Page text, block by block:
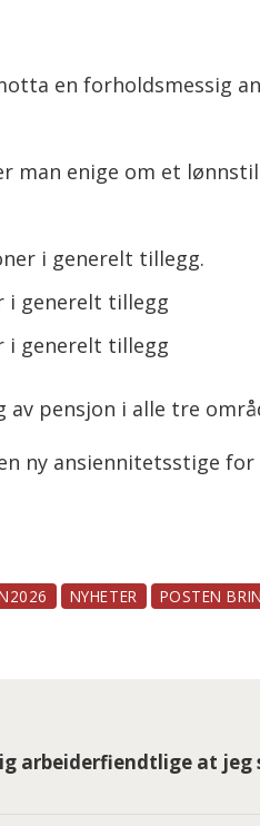
en forholdsmessig
man enige om et
i generelt tillegg.
i generelt tillegg
i generelt tillegg
pensjon i alle tre
ny ansiennitetsstige
NYHETER POSTEN
arbeiderfiendtlige at